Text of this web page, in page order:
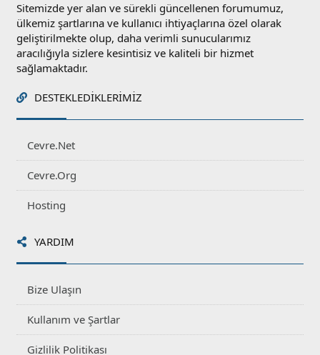
Sitemizde yer alan ve sürekli güncellenen forumumuz,
ülkemiz şartlarına ve kullanıcı ihtiyaçlarına özel olarak
geliştirilmekte olup, daha verimli sunucularımız
aracılığıyla sizlere kesintisiz ve kaliteli bir hizmet
sağlamaktadır.
DESTEKLEDIKLERIMIZ
Cevre.Net
Cevre.Org
Hosting
YARDIM
Bize Ulaşın
Kullanım ve Şartlar
Gizlilik Politikası